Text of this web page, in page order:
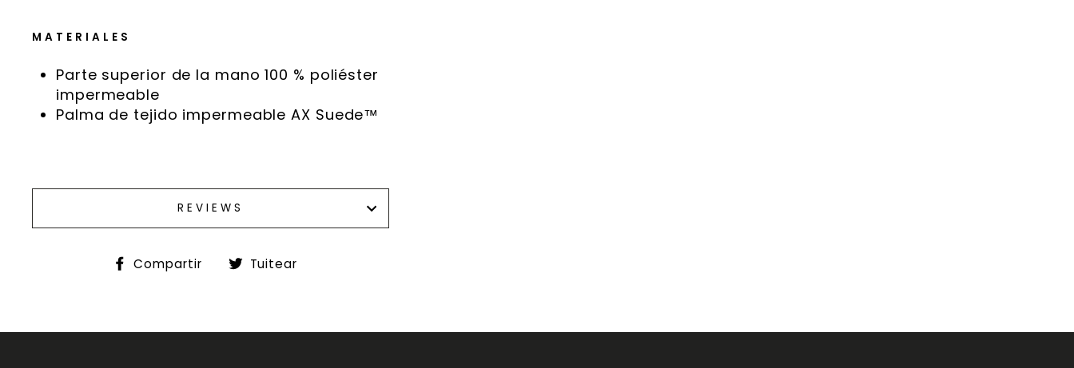
MATERIALES
Parte superior de la mano 100 % poliéster
impermeable
Palma de tejido impermeable AX Suede™
REVIEWS
Compartir
Compartir
Tuitear